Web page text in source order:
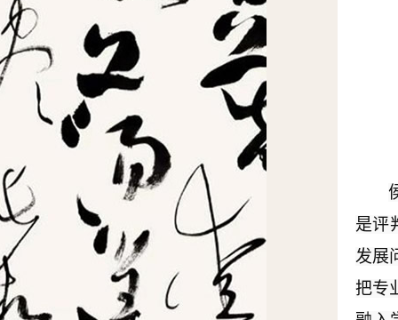
是评
发展
把专